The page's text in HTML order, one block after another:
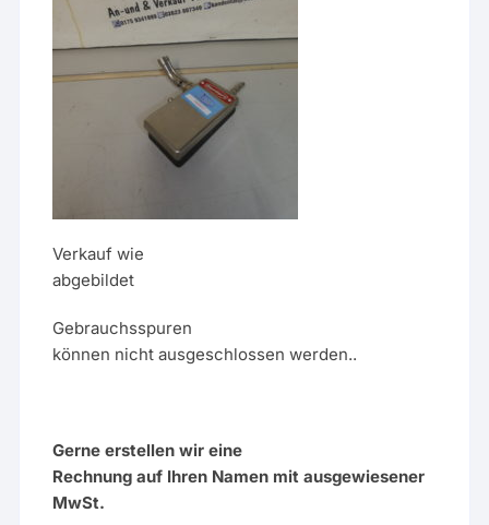
Verkauf wie
abgebildet
Gebrauchsspuren
können nicht ausgeschlossen werden..
Gerne erstellen wir eine
Rechnung auf Ihren Namen mit ausgewiesener
MwSt.